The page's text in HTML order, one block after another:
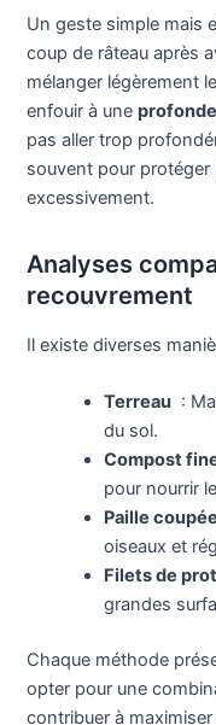
Un geste simple mais
coup de râteau après
mélanger légèrement
enfouir à une
pas aller trop
souvent pour protéger
excessivement.
Analyses
recouvrement
Il existe diverses
Terreau :
du sol.
Compost
pour nourrir
Paille
oiseaux et
Filets de
grandes
Chaque méthode
opter pour une
contribuer à